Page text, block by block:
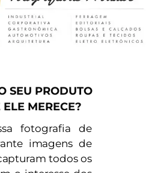
SEU PRODUTO
MERECE?
fotografia de
imagens de
todos os